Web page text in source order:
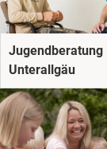
Jugendberatung
Unterallgäu